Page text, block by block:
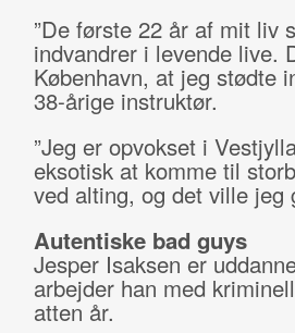
”De første 22 år af mit liv
indvandrer i levende live.
København, at jeg stødte
38-årige instruktør.
”Jeg er opvokset i
eksotisk at komme til
ved alting, og det ville
Autentiske bad guys
Jesper Isaksen er
arbejder han med
atten år.